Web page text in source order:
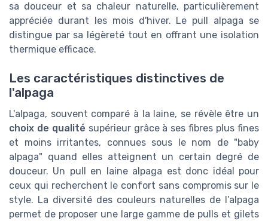
sa douceur et sa chaleur naturelle, particulièrement
appréciée durant les mois d'hiver. Le pull alpaga se
distingue par sa légèreté tout en offrant une isolation
thermique efficace.
Les caractéristiques distinctives de
l'alpaga
L'alpaga, souvent comparé à la laine, se révèle être un
choix de qualité supérieur grâce à ses fibres plus fines
et moins irritantes, connues sous le nom de "baby
alpaga" quand elles atteignent un certain degré de
douceur. Un pull en laine alpaga est donc idéal pour
ceux qui recherchent le confort sans compromis sur le
style. La diversité des couleurs naturelles de l’alpaga
permet de proposer une large gamme de pulls et gilets